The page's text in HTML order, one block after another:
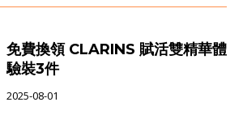
免費換領 CLARINS 賦活雙精華體
驗裝3件
2025-08-01